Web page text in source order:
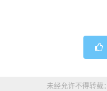
未经允许不得转载：